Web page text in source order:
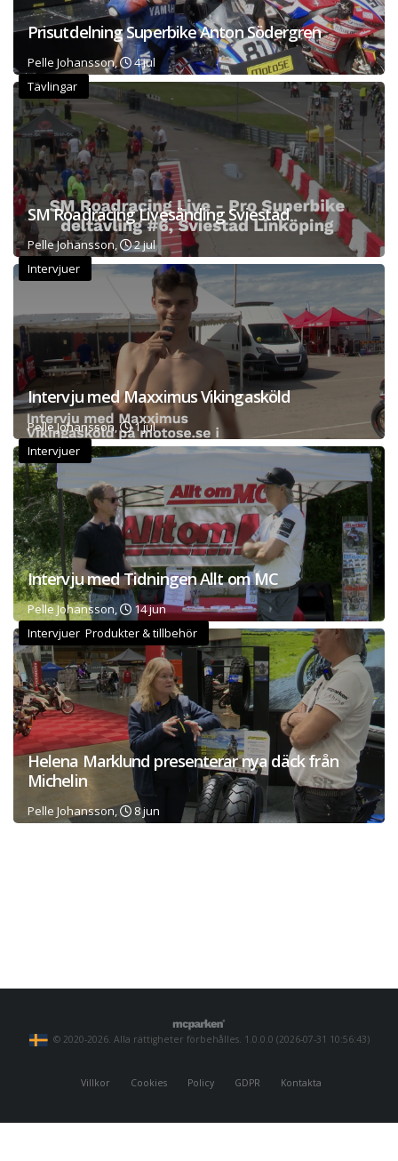
Prisutdelning Superbike Anton Södergren
Pelle Johansson,
4 jul
Tävlingar
SM Roadracing Livesänding Sviestad
Pelle Johansson,
2 jul
Intervjuer
Intervju med Maxximus Vikingasköld
Pelle Johansson,
1 jul
Intervjuer
Intervju med Tidningen Allt om MC
Pelle Johansson,
14 jun
Intervjuer Produkter & tillbehör
Helena Marklund presenterar nya däck från
Michelin
Pelle Johansson, 8 jun
© 2020-2026. Alla rättigheter förbehålles. 1.0.0.0 (2026-07-31 10:56:43)
Villkor Cookies Policy GDPR Kontakta